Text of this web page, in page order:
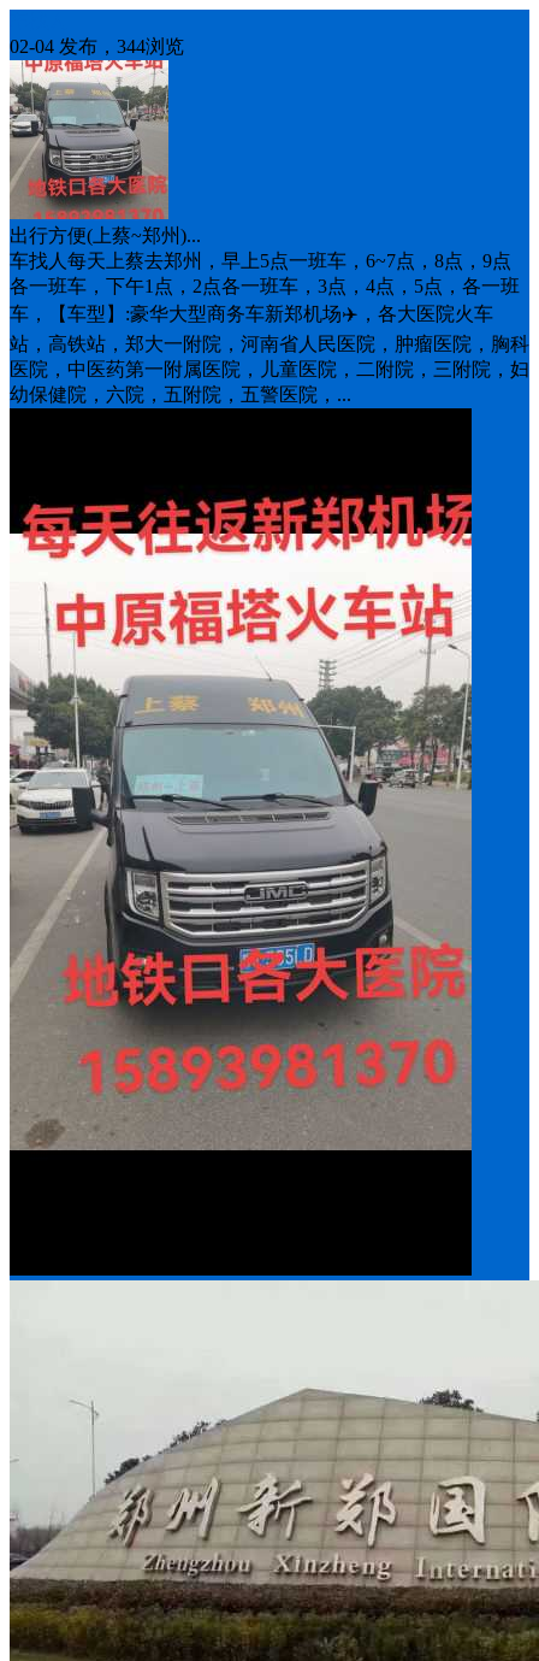
02-04 发布，344浏览
出行方便(上蔡~郑州)...
车找人每天上蔡去郑州，早上5点一班车，6~7点，8点，9点
各一班车，下午1点，2点各一班车，3点，4点，5点，各一班
车，【车型】:豪华大型商务车新郑机场✈️，各大医院火车
站，高铁站，郑大一附院，河南省人民医院，肿瘤医院，胸科
医院，中医药第一附属医院，儿童医院，二附院，三附院，妇
幼保健院，六院，五附院，五警医院，...